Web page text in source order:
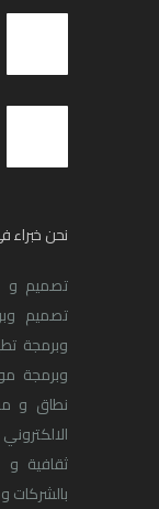
نحن خبراء
تصميم و
تصميم
وبرمجة
وبرمجة
نطاق و
ثقافية
بالشركات و